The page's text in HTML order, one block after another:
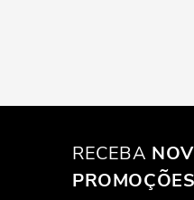
RECEBA
PROMOÇÕES